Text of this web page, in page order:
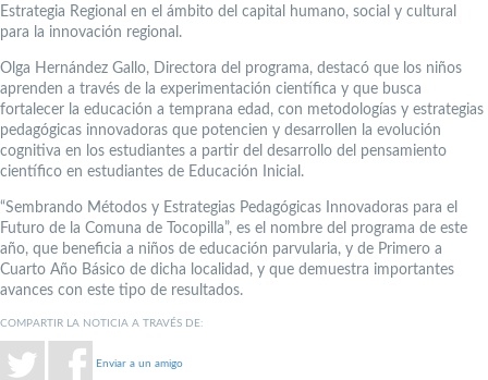
Estrategia Regional en el ámbito del capital humano, social y cultural
para la innovación regional.
Olga Hernández Gallo, Directora del programa, destacó que los niños
aprenden a través de la experimentación científica y que busca
fortalecer la educación a temprana edad, con metodologías y estrategias
pedagógicas innovadoras que potencien y desarrollen la evolución
cognitiva en los estudiantes a partir del desarrollo del pensamiento
científico en estudiantes de Educación Inicial.
“Sembrando Métodos y Estrategias Pedagógicas Innovadoras para el
Futuro de la Comuna de Tocopilla”, es el nombre del programa de este
año, que beneficia a niños de educación parvularia, y de Primero a
Cuarto Año Básico de dicha localidad, y que demuestra importantes
avances con este tipo de resultados.
COMPARTIR LA NOTICIA A TRAVÉS DE:
Enviar a un amigo